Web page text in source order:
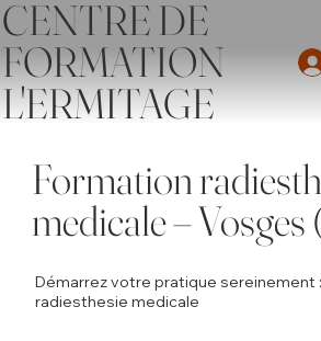
CENTRE DE
FORMATION
L'ERMITAGE
Formation
medicale – Vosges
Démarrez votre pratique sereinement
radiesthesie medicale